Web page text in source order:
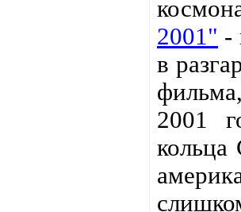
2001" -
в
2001